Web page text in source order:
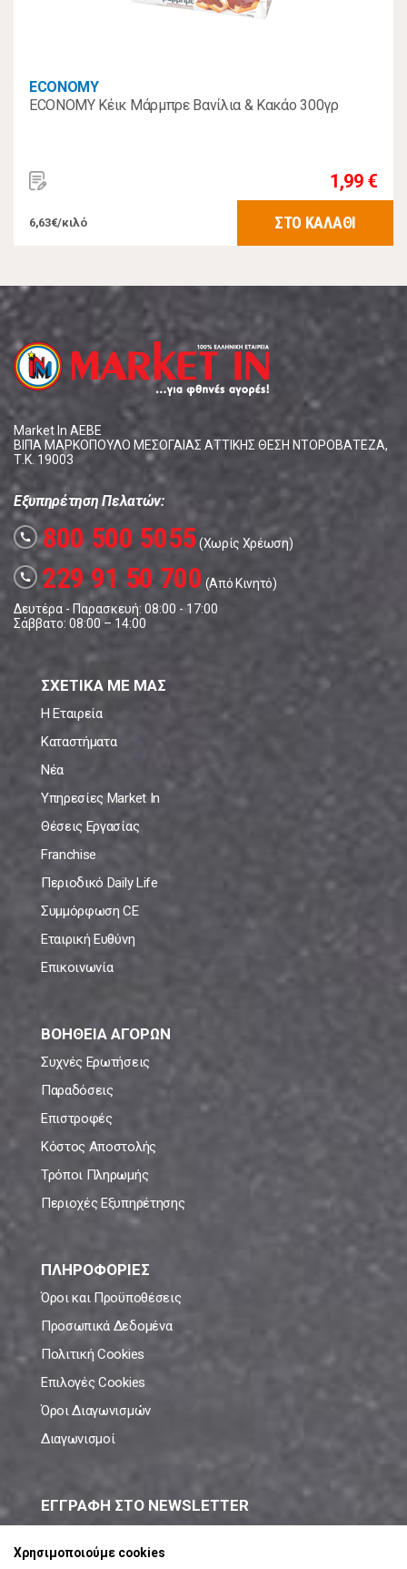
ECONOMY
ECONOMY Κέικ Μάρμπρε Βανίλια & Κακάο 300γρ
1,99 €
6,63€/κιλό ΣΤΟ ΚΑΛΑΘΙ
Market In ΑΕΒΕ
ΒΙΠΑ ΜΑΡΚΟΠΟΥΛΟ ΜΕΣΟΓΑΙΑΣ ΑΤΤΙΚΗΣ ΘΕΣΗ ΝΤΟΡΟΒΑΤΕΖΑ,
Τ.Κ. 19003
Εξυπηρέτηση Πελατών:
call 800 500 5055(Χωρίς Χρέωση)
call 229 91 50 700 (Από Κινητό)
Δευτέρα - Παρασκευή: 08:00 - 17:00
Σάββατο: 08:00 – 14:00
ΣΧΕΤΙΚΑ ΜΕ ΜΑΣ
Η Εταιρεία
Καταστήματα
Νέα
Υπηρεσίες Market In
Θέσεις Εργασίας
Franchise
Περιοδικό Daily Life
Συμμόρφωση CE
Εταιρική Ευθύνη
Επικοινωνία
ΒΟΗΘΕΙΑ ΑΓΟΡΩΝ
Συχνές Ερωτήσεις
Παραδόσεις
Επιστροφές
Κόστος Αποστολής
Τρόποι Πληρωμής
Περιοχές Εξυπηρέτησης
ΠΛΗΡΟΦΟΡΙΕΣ
Όροι και Προϋποθέσεις
Προσωπικά Δεδομένα
Πολιτική Cookies
Επιλογές Cookies
Όροι Διαγωνισμών
Διαγωνισμοί
ΕΓΓΡΑΦΗ ΣΤΟ NEWSLETTER
Χρησιμοποιούμε cookies